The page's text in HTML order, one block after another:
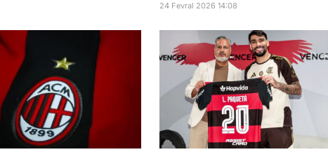
24 Fevral 2026 14:08